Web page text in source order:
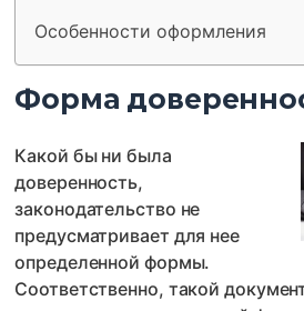
Особенности оформления
Форма
Какой бы ни была
доверенность,
законодательство не
предусматривает для нее
определенной формы.
Соответственно, такой